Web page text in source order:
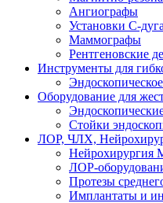
Ангиографы
Установки С-дуга
Маммографы
Рентгеновские
Инструменты для
Оборудование для
Стойки
ЛОР, ЧЛХ,
Нейрохирургия
ЛОР-
Протезы
Имплантаты и